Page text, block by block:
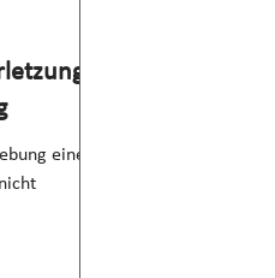
einer